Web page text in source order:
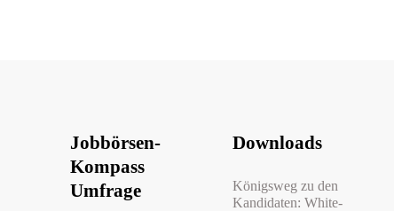
Jobbörsen-
Kompass
Umfrage
Downloads
Königsweg zu den
Kandidaten: White-